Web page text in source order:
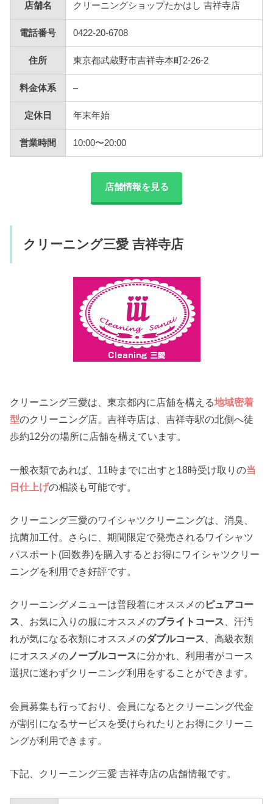
店舗名 クリーニングショップたかはし 吉祥寺店
電話番号 0422-20-6708
住所 東京都武蔵野市吉祥寺本町2-26-2
料金体系 –
定休日 年末年始
営業時間 10:00〜20:00
店舗情報を見る
クリーニング三愛 吉祥寺店
クリーニング三愛は、東京都内に店舗を構える地域密着
型のクリーニング店。吉祥寺店は、吉祥寺駅の北側へ徒
歩約12分の場所に店舗を構えています。
一般衣類であれば、11時までに出すと18時受け取りの当
日仕上げの相談も可能です。
クリーニング三愛のワイシャツクリーニングは、消臭、
抗菌加工付。さらに、期間限定で発売されるワイシャツ
パスポート(回数券)を購入するとお得にワイシャツクリー
ニングを利用でき好評です。
クリーニングメニューは普段着にオススメのピュアコー
ス 、お気に入りの服にオススメのブライトコース 、汗汚
れが気になる衣類にオススメのダブルコース 、高級衣類
にオススメの ノーブルコースに分かれ、利用者がコース
選択に迷わずクリーニング利用をすることができます。
会員募集も行っており、会員になるとクリーニング代金
が割引になるサービスを受けられたりとお得にクリーニ
ングが利用できます。
下記、クリーニング三愛 吉祥寺店の店舗情報です。